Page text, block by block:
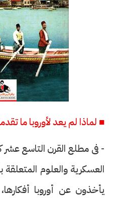
■ لماذا لم يعد لأوروبا ما
- فى مطلع القرن التاسع عشر
العسكرية والعلوم
يأخذون عن أوروبا